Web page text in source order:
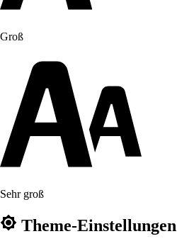
Groß
Sehr groß
Theme-Einstellungen